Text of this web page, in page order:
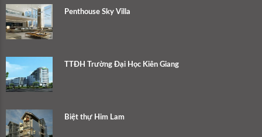
Penthouse Sky Villa
TTĐH Trường Đại Học Kiên Giang
Biệt thự Him Lam